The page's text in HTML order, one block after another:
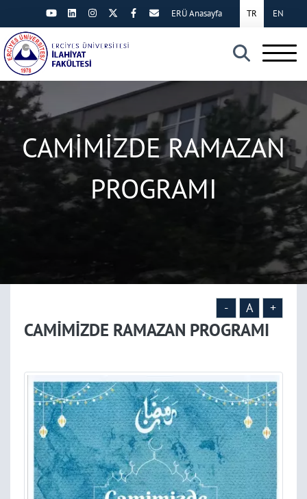
×
TR EN
ERÜ Anasayfa
CAMİMİZDE RAMAZAN
PROGRAMI
- A +
CAMİMİZDE RAMAZAN PROGRAMI